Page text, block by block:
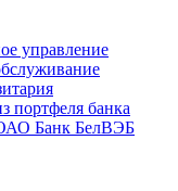
управление
портфеля банка
Банк БелВЭБ